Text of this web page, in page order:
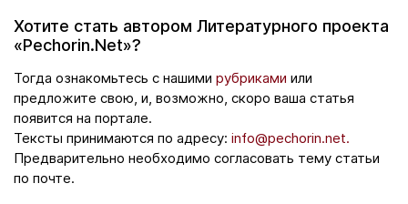
Хотите стать автором Литературного проекта
«Pechorin.Net»?
Тогда ознакомьтесь с нашими рубриками или
предложите свою, и, возможно, скоро ваша статья
появится на портале.
Тексты принимаются по адресу: info@pechorin.net.
Предварительно необходимо согласовать тему статьи
по почте.